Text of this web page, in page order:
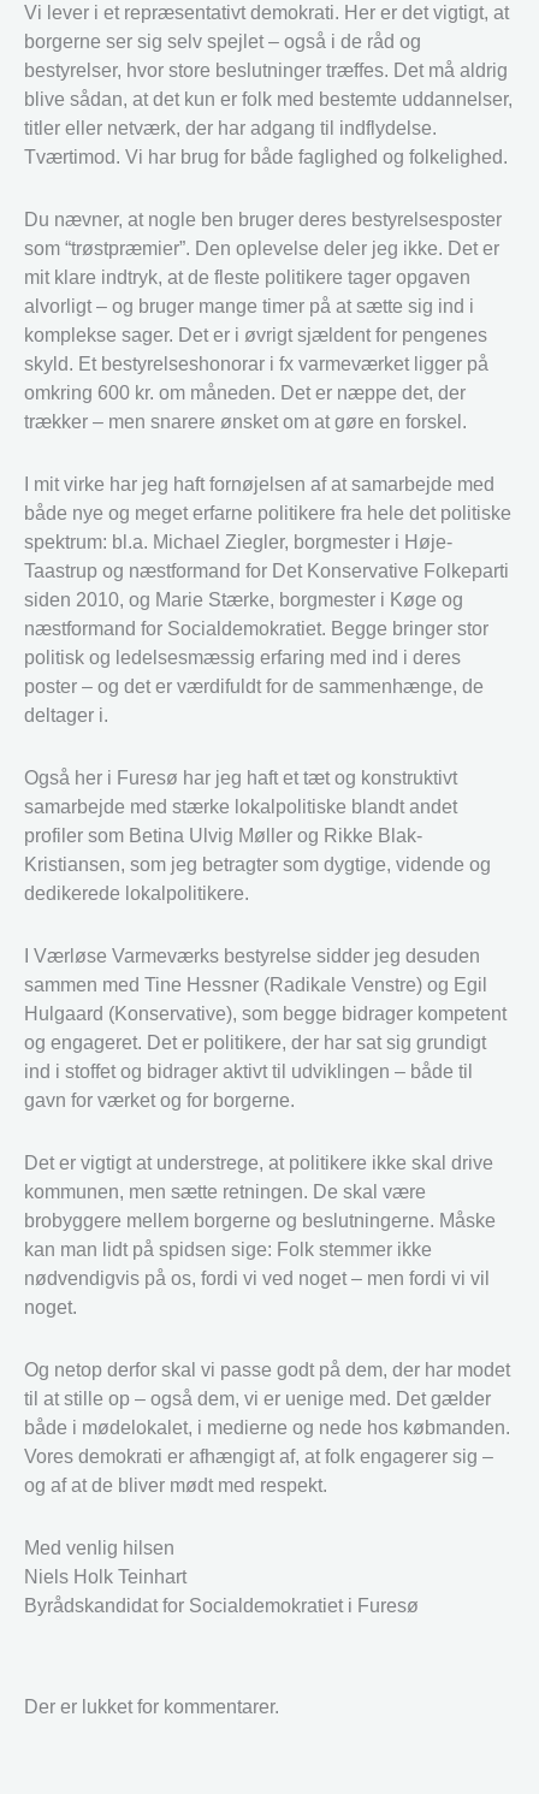
Vi lever i et repræsentativt demokrati. Her er det vigtigt, at
borgerne ser sig selv spejlet – også i de råd og
bestyrelser, hvor store beslutninger træffes. Det må aldrig
blive sådan, at det kun er folk med bestemte uddannelser,
titler eller netværk, der har adgang til indflydelse.
Tværtimod. Vi har brug for både faglighed og folkelighed.
Du nævner, at nogle ben bruger deres bestyrelsesposter
som “trøstpræmier”. Den oplevelse deler jeg ikke. Det er
mit klare indtryk, at de fleste politikere tager opgaven
alvorligt – og bruger mange timer på at sætte sig ind i
komplekse sager. Det er i øvrigt sjældent for pengenes
skyld. Et bestyrelseshonorar i fx varmeværket ligger på
omkring 600 kr. om måneden. Det er næppe det, der
trækker – men snarere ønsket om at gøre en forskel.
I mit virke har jeg haft fornøjelsen af at samarbejde med
både nye og meget erfarne politikere fra hele det politiske
spektrum: bl.a. Michael Ziegler, borgmester i Høje-
Taastrup og næstformand for Det Konservative Folkeparti
siden 2010, og Marie Stærke, borgmester i Køge og
næstformand for Socialdemokratiet. Begge bringer stor
politisk og ledelsesmæssig erfaring med ind i deres
poster – og det er værdifuldt for de sammenhænge, de
deltager i.
Også her i Furesø har jeg haft et tæt og konstruktivt
samarbejde med stærke lokalpolitiske blandt andet
profiler som Betina Ulvig Møller og Rikke Blak-
Kristiansen, som jeg betragter som dygtige, vidende og
dedikerede lokalpolitikere.
I Værløse Varmeværks bestyrelse sidder jeg desuden
sammen med Tine Hessner (Radikale Venstre) og Egil
Hulgaard (Konservative), som begge bidrager kompetent
og engageret. Det er politikere, der har sat sig grundigt
ind i stoffet og bidrager aktivt til udviklingen – både til
gavn for værket og for borgerne.
Det er vigtigt at understrege, at politikere ikke skal drive
kommunen, men sætte retningen. De skal være
brobyggere mellem borgerne og beslutningerne. Måske
kan man lidt på spidsen sige: Folk stemmer ikke
nødvendigvis på os, fordi vi ved noget – men fordi vi vil
noget.
Og netop derfor skal vi passe godt på dem, der har modet
til at stille op – også dem, vi er uenige med. Det gælder
både i mødelokalet, i medierne og nede hos købmanden.
Vores demokrati er afhængigt af, at folk engagerer sig –
og af at de bliver mødt med respekt.
Med venlig hilsen
Niels Holk Teinhart
Byrådskandidat for Socialdemokratiet i Furesø
Der er lukket for kommentarer.